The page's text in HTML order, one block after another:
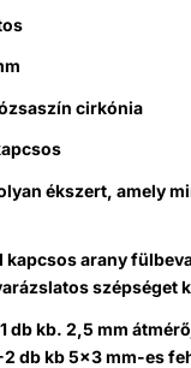
cirkónia
ékszert, amely
kapcsos arany
szépséget
db kb. 2,5 mm
db kb 5×3 mm-es